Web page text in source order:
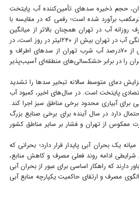
حجم ذخیره سدهای تأمین‌کننده آب پایتخت
کرج و ماملو در هفته اول آبان‌ماه تنها حدود ۵۰۰میلیون مترمکعب برآورد شده است؛ رقمی که در مقایسه با
است که مصرف روزانه آب در تهران همچنان بالاتر از میانگین
جهانی در شهرهای خشک است. طبق اعلام شرکت آب و فاضلاب استان تهران، سرانه مصرف خانگی آب در تهران بیش از ۲۴۰لیتر در روز است، در
حالی‌که استاندارد جهانی برای مناطق خشک حدود ۱۵۰لیتر است. این در حالی است که بیش از ۷۰درصد آب شرب تهران از سدهای اطراف و
را در برابر خشکسالی‌های منطقه‌ای آسیب‌پذیر
بلندمدت بوده و افزایش دمای متوسط سالانه تبخیر سدها را تشدید
پایتخت است. در سال‌های اخیر، کمبود آب
آبیاری محدود برخی مناطق سبز اجرا کند.
دارد در سال آینده برای برخی صنایع بزرگ
معکوس از تهران و فشار بر سایر مناطق کشور
یک بحران آبی پایدار قرار دارد؛ بحرانی که
شرایطی ادامه روند فعلی مصرف و کاهش منابع،
که راهکار اساسی برای عبور از بحران آبی
مصرف و ارتقای حاکمیت یکپارچه منابع آبی